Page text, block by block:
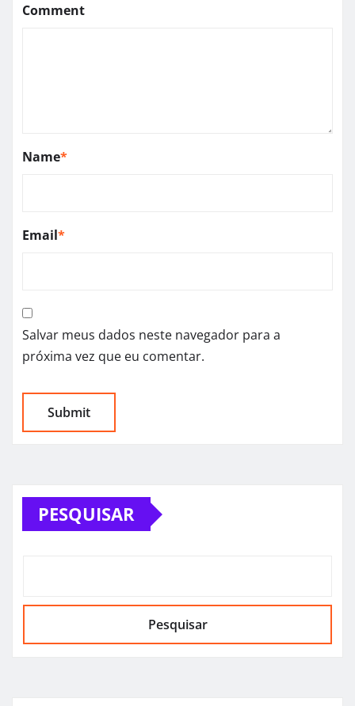
Comment
Name*
Email*
Salvar meus dados neste navegador para a
próxima vez que eu comentar.
PESQUISAR
Pesquisar